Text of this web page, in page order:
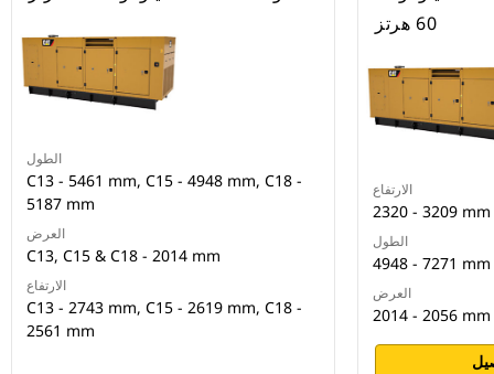
الطول
C13 - 5461 mm, C15 - 4948 mm, C18 -
5187 mm
العرض
C13, C15 & C18 - 2014 mm
الارتفاع
C13 - 2743 mm, C15 - 2619 mm, C18 -
2561 mm
60 هرتز
الارتفاع
2320 - 3209 mm
الطول
4948 - 7271 mm
العرض
2014 - 2056 mm